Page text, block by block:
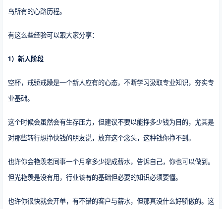
鸟所有的心路历程。
有这么些经验可以跟大家分享：
1）新人阶段
空杯，戒骄戒躁是一个新人应有的心态，不断学习汲取专业知识，夯实专
业基础。
这个时候会虽然会有生存压力，但建议不要以能挣多少钱为目的，尤其是
对那些转行想挣快钱的朋友说，放弃这个念头，这种钱你挣不到。
也许你会艳羡老同事一个月拿多少提成薪水，告诉自己，你也可以做到。
但光艳羡是没有用，行业该有的基础但必要的知识必须要懂。
也许你很快就会开单，有不错的客户与薪水，但那真没什么好骄傲的。这